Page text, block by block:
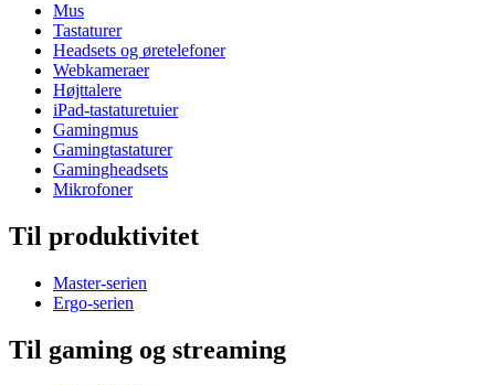
Mus
Tastaturer
Headsets og øretelefoner
Webkameraer
Højttalere
iPad-tastaturetuier
Gamingmus
Gamingtastaturer
Gamingheadsets
Mikrofoner
Til produktivitet
Master-serien
Ergo-serien
Til gaming og streaming